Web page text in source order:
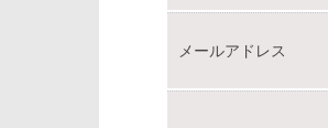
メールアドレス